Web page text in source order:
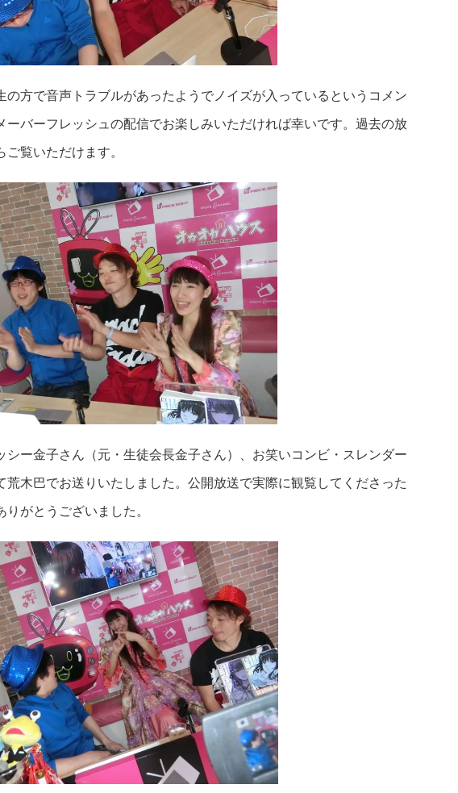
の方で音声トラブルがあったようでノイズが入っているというコメン
ーバーフレッシュの配信でお楽しみいただければ幸いです。過去の放
覧いただけます。
シー金子さん（元・生徒会長金子さん）、お笑いコンビ・スレンダー
木巴でお送りいたしました。公開放送で実際に観覧してくださった
がとうございました。